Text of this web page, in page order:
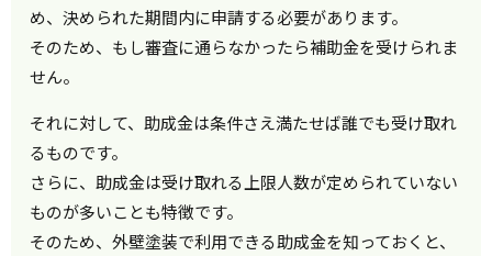
め、決められた期間内に申請する必要があります。
そのため、もし審査に通らなかったら補助金を受けられま
せん。
それに対して、助成金は条件さえ満たせば誰でも受け取れ
るものです。
さらに、助成金は受け取れる上限人数が定められていない
ものが多いことも特徴です。
そのため、外壁塗装で利用できる助成金を知っておくと、